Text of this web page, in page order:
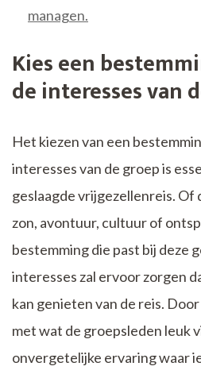
managen.
Kies een
de interesses van
Het kiezen van een
interesses van de groep is
geslaagde vrijgezellenreis. Of
zon, avontuur, cultuur of
bestemming die past bij deze
interesses zal ervoor zorgen
kan genieten van de reis.
met wat de groepsleden leuk
onvergetelijke ervaring waar